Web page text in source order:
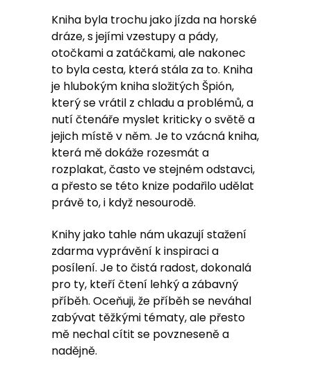
Kniha byla trochu jako jízda na horské
dráze, s jejími vzestupy a pády,
otočkami a zatáčkami, ale nakonec
to byla cesta, která stála za to. Kniha
je hlubokým kniha složitých Špión,
který se vrátil z chladu a problémů, a
nutí čtenáře myslet kriticky o světě a
jejich místě v něm. Je to vzácná kniha,
která mě dokáže rozesmát a
rozplakat, často ve stejném odstavci,
a přesto se této knize podařilo udělat
právě to, i když nesourodě.
Knihy jako tahle nám ukazují stažení
zdarma​ vyprávění k inspiraci a
posílení. Je to čistá radost, dokonalá
pro ty, kteří čtení lehký a zábavný
příběh. Oceňuji, že příběh se neváhal
zabývat těžkými tématy, ale přesto
mě nechal cítit se povzneseně a
nadějně.